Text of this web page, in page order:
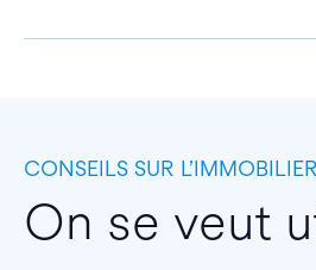
CONSEILS SUR L’IMMOBILIER
On se veut